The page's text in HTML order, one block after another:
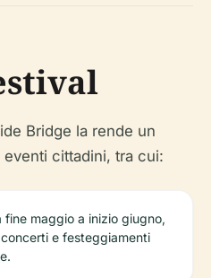
Bridge la rende un
cittadini, tra cui:
fine maggio a inizio giugno,
e festeggiamenti